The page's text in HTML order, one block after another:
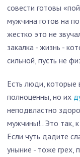
совести готовы
мужчина готов на
жестко это не
закалка - жизнь -
сильной, пусть не
Есть люди, которые
полноценны, но их
неподвластно
мужчины!.. Это так,
Если чуть дадите
уныние - тоже грех,